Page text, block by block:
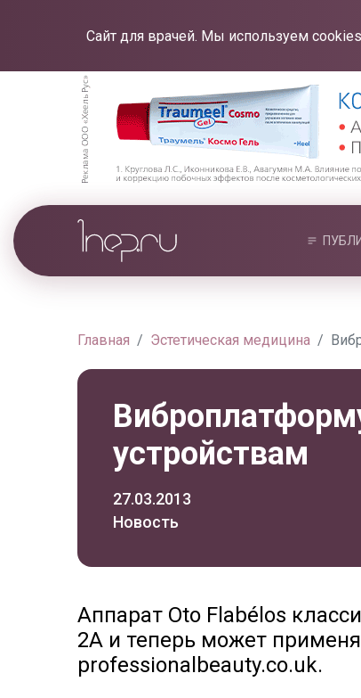
Сайт для врачей. Мы используем
Главная Эстетическая медицина
устройствам
27.03.2013
Новость
Аппарат Oto Flabélos
2A и теперь может
professionalbeauty.co.uk.